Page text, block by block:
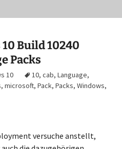
Build 10240
Packs
10 10, cab, Language,
, microsoft, Pack, Packs, Windows,
versuche anstellt,